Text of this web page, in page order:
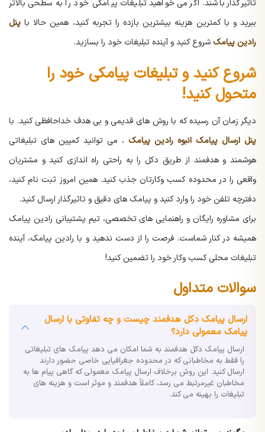
تأثیرگذار باشند. اگر می خواهید تبلیغات پیامکی خود را به سطحی بالاتر
ببرید و با کمترین هزینه بیشترین بازده را تجربه کنید، همین حالا با پنل
رادین پیامک شروع کنید و آینده تبلیغات خود را بسازید.
شروع کنید و تبلیغات پیامکی خود را
متحول کنید!
دیگر زمان آن رسیده که با روش های قدیمی و بی هدف خداحافظی کنید. با
پنل ارسال پیامک انبوه رادین پیامک ، می توانید کمپین های تبلیغاتی
هوشمند و هدفمند از طریق دکل را به راحتی راه اندازی کنید و مشتریان
واقعی را در محدوده کسب وکارتان جذب کنید. همین امروز ثبت نام کنید،
دفترچه تلفن خود را وارد کنید و پیامک های دقیق و تاثیرگذار ارسال کنید.
برای مشاوره رایگان و راهنمایی های تخصصی، تیم پشتیبانی رادین پیامک
همیشه در کنار شماست. فرصت را از دست ندهید و با رادین پیامک، آینده
تبلیغات محلی کسب وکار خود را تضمین کنید!
سوالات متداول
ارسال پیامک دکل هدفمند چیست و چه تفاوتی با ارسال
پیامک معمولی دارد؟
ارسال پیامک دکل هدفمند به شما امکان می دهد پیامک های تبلیغاتی
را فقط به مخاطبانی که در محدوده جغرافیایی خاصی حضور دارند
ارسال کنید. این روش برخلاف ارسال پیامک معمولی که گاهی پیام ها به
مخاطبان غیرمرتبط می رسد، کاملاً هدفمند و موثر است و هزینه های
تبلیغات را بهینه می کند.